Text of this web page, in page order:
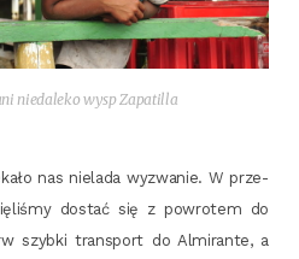
nie­da­le­ko wysp Zapatilla
nas nie­la­da wyzwa­nie. W prze­
dostać się z powro­tem do
szyb­ki trans­port do Almi­ran­te, a